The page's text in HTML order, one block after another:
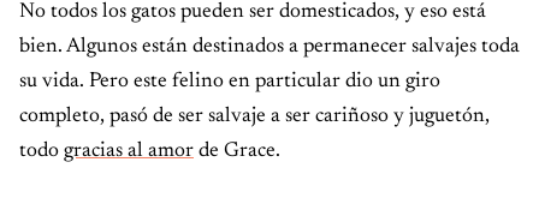
No todos los gatos pueden ser domesticados, y eso está
bien. Algunos están destinados a permanecer salvajes toda
su vida. Pero este felino en particular dio un giro
completo, pasó de ser salvaje a ser cariñoso y juguetón,
todo gracias al amor de Grace.